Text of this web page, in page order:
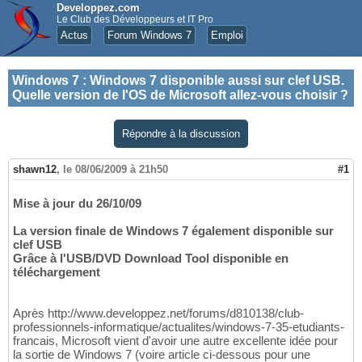
Developpez.com
Le Club des Développeurs et IT Pro
Actus Forum Windows 7 Emploi
Windows 7 : Windows 7 disponible aussi sur clef USB.
Quelle version de l'OS de Microsoft allez-vous choisir ?
Répondre à la discussion
shawn12, le 08/06/2009 à 21h50 #1
Mise à jour du 26/10/09
La version finale de Windows 7 également disponible sur
clef USB
Grâce à l'USB/DVD Download Tool disponible en
téléchargement
Après http://www.developpez.net/forums/d810138/club-
professionnels-informatique/actualites/windows-7-35-etudiants-
francais, Microsoft vient d'avoir une autre excellente idée pour
la sortie de Windows 7 (voire article ci-dessous pour une